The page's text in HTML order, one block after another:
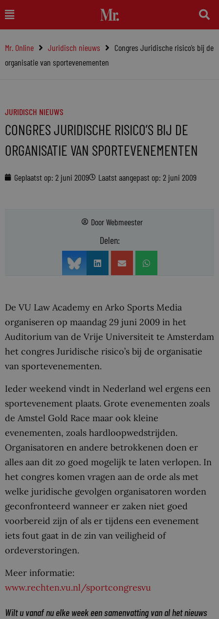
naar
inhoud
Main
Menu
Mr. Online Juridisch nieuws
Congres Juridische risico’s bij de
organisatie van sportevenementen
JURIDISCH NIEUWS
CONGRES JURIDISCHE RISICO’S BIJ DE
ORGANISATIE VAN SPORTEVENEMENTEN
Geplaatst op: 2 juni 2009 Laatst aangepast op: 2 juni 2009
DoorWebmeester
Delen:
De VU Law Academy en Arko Sports Media
organiseren op maandag 29 juni 2009 in het
Auditorium van de Vrije Universiteit te Amsterdam
het congres Juridische risico’s bij de organisatie
van sportevenementen.
Ieder weekend vindt in Nederland wel ergens een
sportevenement plaats. Grote evenementen zoals
de Amstel Gold Race maar ook kleine
evenementen, zoals hardloopwedstrijden.
Organisatoren en andere betrokkenen doen er
alles aan dit zo goed mogelijk te laten verlopen. In
het congres komen vragen aan de orde als met
welke juridische gevolgen organisatoren worden
geconfronteerd wanneer er zaken niet goed
voorbereid zijn of als er tijdens een evenement
iets fout gaat in de zin van veiligheid of
ordeverstoringen.
Meer informatie:
www.rechten.vu.nl/sportcongresvu
Wilt u vanaf nu elke week een samenvatting van al het nieuws